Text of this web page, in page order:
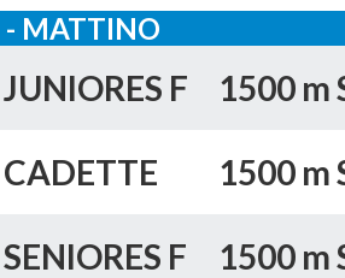
MATTINO
JUNIORES F 1500 m
CADETTE 1500 m
SENIORES F 1500 m